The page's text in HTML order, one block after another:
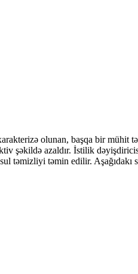
olunan, başqa bir mühit
şəkildə azaldır. İstilik
təmizliyi təmin edilir. Aşağıdakı